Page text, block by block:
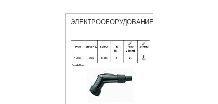
ЭЛЕКТРООБОРУДОВАНИЕ